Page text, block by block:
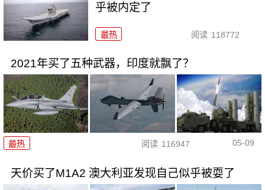
乎被内定了
最热 阅读 118772
2021年买了五种武器，印度就飘了？
最热 阅读 116947 05-09
天价买了M1A2 澳大利亚发现自己似乎被耍了